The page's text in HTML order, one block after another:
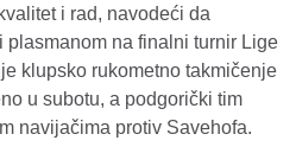
i rad, navodeći da
plasmanom na finalni turnir Lige
klupsko rukometno takmičenje
u subotu, a podgorički tim
navijačima protiv Savehofa.